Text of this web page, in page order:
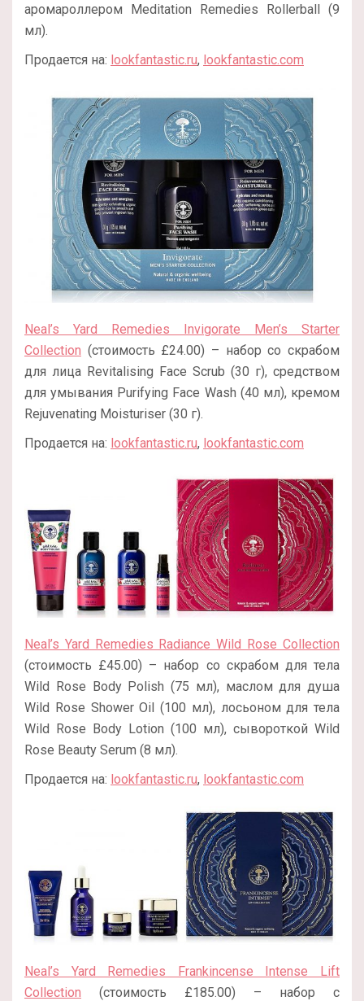
аромароллером Meditation Remedies Rollerball (9
мл).
Продается на: lookfantastic.ru, lookfantastic.com
Neal’s Yard Remedies Invigorate Men’s Starter
Collection (стоимость £24.00) – набор со скрабом
для лица Revitalising Face Scrub (30 г), средством
для умывания Purifying Face Wash (40 мл), кремом
Rejuvenating Moisturiser (30 г).
Продается на: lookfantastic.ru, lookfantastic.com
Neal’s Yard Remedies Radiance Wild Rose Collection
(стоимость £45.00) – набор со скрабом для тела
Wild Rose Body Polish (75 мл), маслом для душа
Wild Rose Shower Oil (100 мл), лосьоном для тела
Wild Rose Body Lotion (100 мл), сывороткой Wild
Rose Beauty Serum (8 мл).
Продается на: lookfantastic.ru, lookfantastic.com
Neal’s Yard Remedies Frankincense Intense Lift
Collection (стоимость £185.00) – набор с